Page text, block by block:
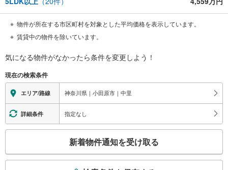
物件が所在する市区町村を対象とした平均価格を表示しています。
賃貸中の物件を除いています。
気になる物件がなかったら条件を変更しよう！
現在の検索条件
エリア/路線 神奈川県｜小田原市｜中里
詳細条件 指定なし
検
新着物件通知を受け取る